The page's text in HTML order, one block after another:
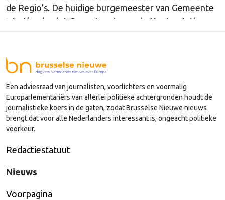
de Regio’s. De huidige burgemeester van Gemeente
Westland volgt Commissaris van de Koning Arthur
Nederlandse regio’s behoorlijk succesvol in hun
lobby in Brussel, en dat komt vooral omdat …
Continued
Een adviesraad van journalisten, voorlichters en voormalig
Europarlementariërs van allerlei politieke achtergronden houdt de
journalistieke koers in de gaten, zodat Brusselse Nieuwe nieuws
brengt dat voor alle Nederlanders interessant is, ongeacht politieke
voorkeur.
Redactiestatuut
Nieuws
Voorpagina